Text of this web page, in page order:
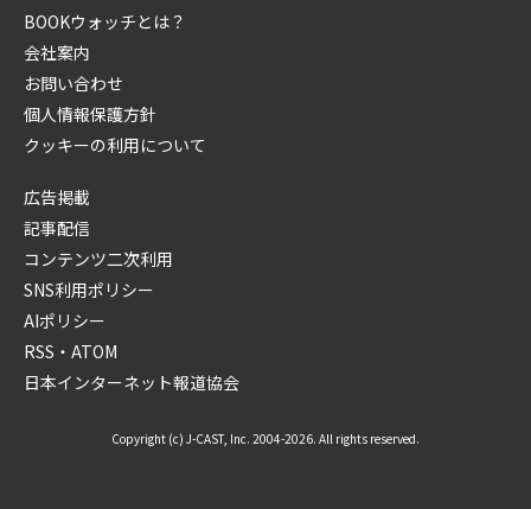
BOOKウォッチとは？
会社案内
お問い合わせ
個人情報保護方針
クッキーの利用について
広告掲載
記事配信
コンテンツ二次利用
SNS利用ポリシー
AIポリシー
RSS・ATOM
日本インターネット報道協会
Copyright (c) J-CAST, Inc. 2004-2026. All rights reserved.